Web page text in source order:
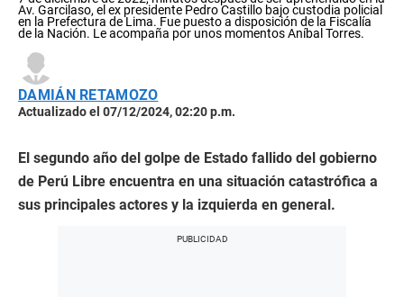
Av. Garcilaso, el ex presidente Pedro Castillo bajo custodia policial
en la Prefectura de Lima. Fue puesto a disposición de la Fiscalía
de la Nación. Le acompaña por unos momentos Aníbal Torres.
DAMIÁN RETAMOZO
Actualizado el 07/12/2024, 02:20 p.m.
El segundo año del golpe de Estado fallido del gobierno
de Perú Libre encuentra en una situación catastrófica a
sus principales actores y la izquierda en general.